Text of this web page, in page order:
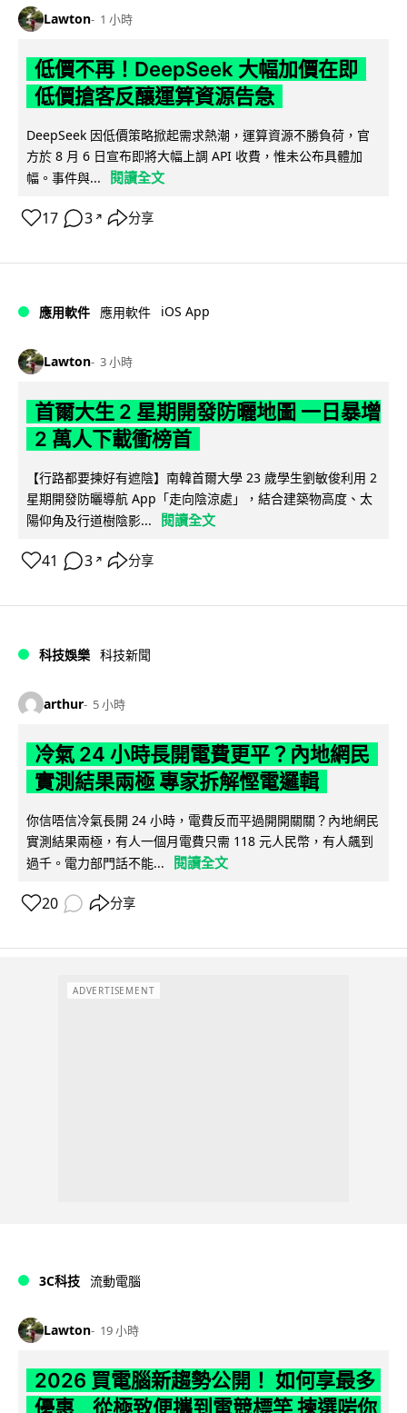
Lawton 1 小時
低價不再！DeepSeek 大幅加價在即
低價搶客反釀運算資源告急
DeepSeek 因低價策略掀起需求熱潮，運算資源不勝負荷，官
方於 8 月 6 日宣布即將大幅上調 API 收費，惟未公布具體加
幅。事件與...
閱讀全文
17 3 ↗ 分享
應用軟件 應用軟件 iOS App
Lawton 3 小時
首爾大生 2 星期開發防曬地圖 一日暴增
2 萬人下載衝榜首
【行路都要揀好有遮陰】南韓首爾大學 23 歲學生劉敏俊利用 2
星期開發防曬導航 App「走向陰涼處」，結合建築物高度、太
陽仰角及行道樹陰影...
閱讀全文
41 3 ↗ 分享
科技娛樂 科技新聞
arthur 5 小時
冷氣 24 小時長開電費更平？內地網民
實測結果兩極 專家拆解慳電邏輯
你信唔信冷氣長開 24 小時，電費反而平過開開關關？內地網民
實測結果兩極，有人一個月電費只需 118 元人民幣，有人飆到
過千。電力部門話不能...
閱讀全文
20 分享
ADVERTISEMENT
3C科技 流動電腦
Lawton 19 小時
2026 買電腦新趨勢公開！ 如何享最多
優惠 從極致便攜到電競標竿 揀選啱你